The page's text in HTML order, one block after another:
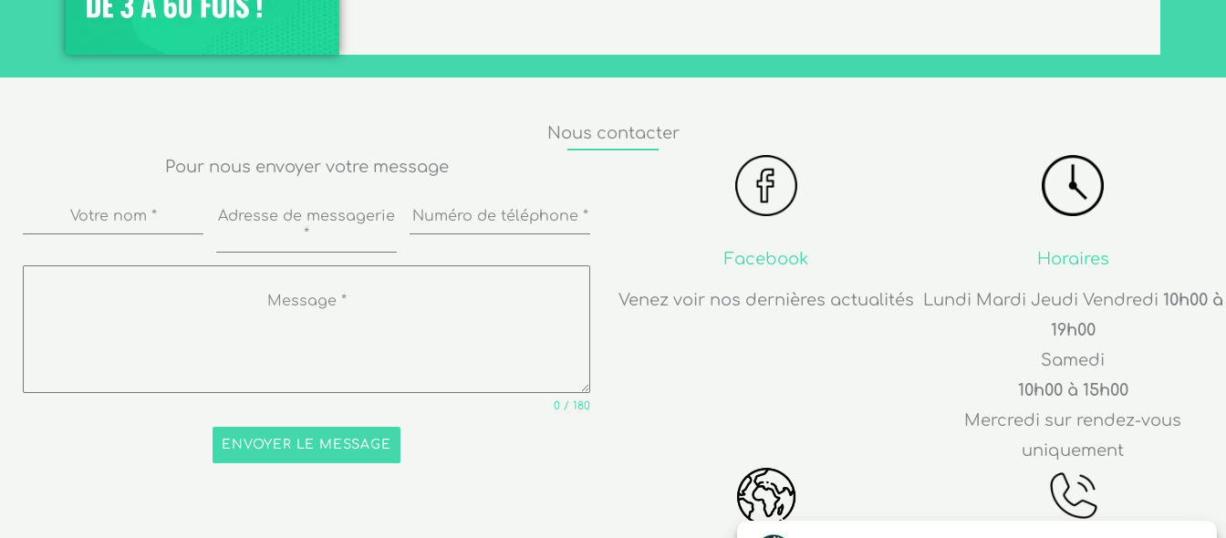
Nous contacter
Pour nous envoyer votre message
Votre nom *
Adresse de messagerie
*
Numéro de téléphone *
Message *
0 / 180
ENVOYER LE MESSAGE
Facebook
Venez voir nos dernières actualités
Horaires
Lundi Mardi Jeudi Vendredi 10h00 à
19h00
Samedi
10h00 à 15h00
Mercredi sur rendez-vous
uniquement